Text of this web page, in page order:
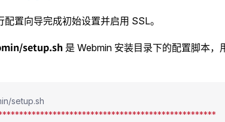
置向导完成初始设置并启用 SSL。
setup.sh 是 Webmin 安装目录下的配置脚本，
setup.sh